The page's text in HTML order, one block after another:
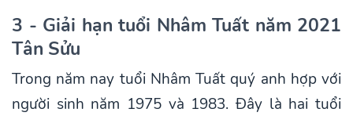
3 - Giải hạn tuổi Nhâm Tuất năm 2021
Tân Sửu
Trong năm nay tuổi Nhâm Tuất quý anh hợp với
người sinh năm 1975 và 1983. Đây là hai tuổi